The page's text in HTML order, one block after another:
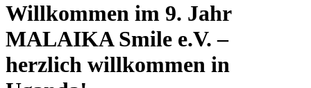
Willkommen im 9. Jahr
MALAIKA Smile e.V. –
herzlich willkommen in